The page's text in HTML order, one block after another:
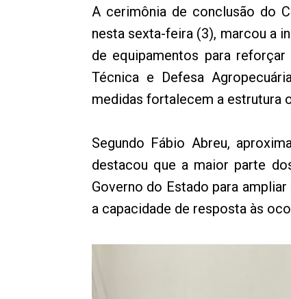
A cerimônia de conclusão do
nesta sexta-feira (3), marcou a
de equipamentos para
Técnica e Defesa
medidas fortalecem a estrutura
Segundo Fábio Abreu,
destacou que a maior parte
Governo do Estado para
a capacidade de resposta às